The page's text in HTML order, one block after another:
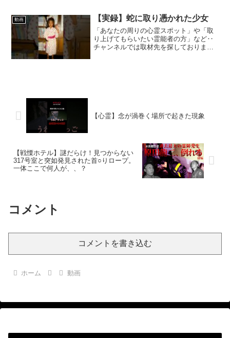
北海道編▶︎山形編 NEXT LEVEL...
動画 【実録】蛇に取り憑かれた少女
「あなたの周りの心霊スポット」や「取
り上げてもらいたい霊能者の方」など‥
チャンネルでは取材先を探しておりま
【心霊】念が渦巻く場所で起きた現象
【戦慄ホテル】謎だらけ！見つからない
317号室と突如発見された首○りロープ。
一体ここで何人が、、？
コメント
コメントを書き込む
ホーム 動画